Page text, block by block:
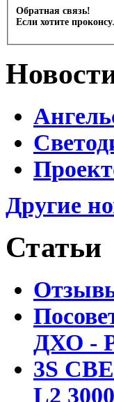
Обратная связь!
Если хотите
Другие
Статьи
ДХО -
3S
L2